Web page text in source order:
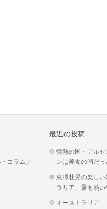
コラム／
最近の投稿
情熱の国・アル
ンは美食の国だっ
東澤壮晃の楽し
ラリア、最も熱
オーストラリア